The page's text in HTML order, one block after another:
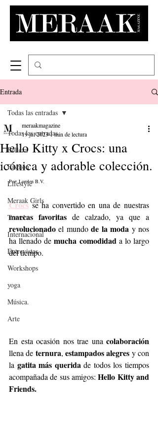
Entrada
Todas las entradas
Belleza
Fashion
Lifestyle
Meraak Girls
Travel
Internacional
Entrevistas
Workshops
yoga
Música.
Arte
Todas las entradas
Hello Kitty x Crocs: una
icónica y adorable colección.
meraakmagazine
19 jul 20231 min de lectura
Por: Lorelen B.V.
Crocs
marcas favoritas
revolucionado el mundo de la moda y nos
ha llenado de mucha comodidad a lo largo
del tiempo.
En esta ocasión nos trae una colaboración
llena de ternura, estampados alegres y con
la gatita más querida de todos los tiempos
acompañada de sus amigos: Hello Kitty and
Friends.